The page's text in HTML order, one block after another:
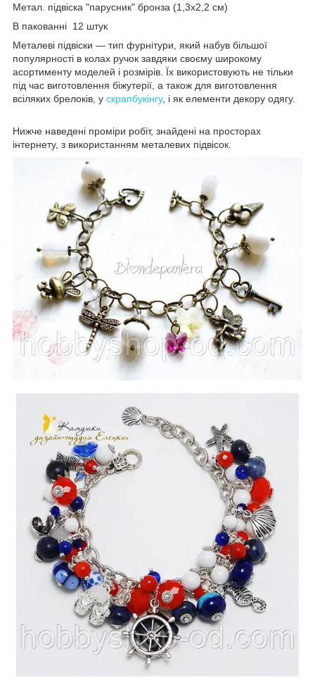
Метал. підвіска "парусник" бронза (1,3х2,2 см)
В пакованні 12 штук
Металеві підвіски — тип фурнітури, який набув більшої
популярності в колах ручок завдяки своєму широкому
асортименту моделей і розмірів. Їх використовують не тільки
під час виготовлення біжутерії, а також для виготовлення
всіляких брелоків, у скрапбукінгу, і як елементи декору одягу.
Нижче наведені проміри робіт, знайдені на просторах
інтернету, з використанням металевих підвісок.